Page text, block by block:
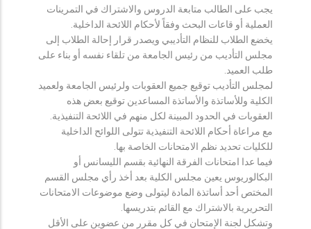
يجب على الطالب متابعة الدروس والاشتراك في التمرينات
العملية أو قاعات البحث وفقاً لأحكام اللائحة الداخلية.
يخضع الطلاب للنظام التأديبي ويصدر قرار إحالة الطلاب إلى
مجلس التأديب من رئيس الجامعة من تلقاء نفسه أو بناء على
طلب العميد.
لمجلس التأديب توقيع جميع العقوبات ولرئيس الجامعة ولعميد
الكلية وللأساتذة والأساتذة المساعدين توقيع بعض هذه
العقوبات في الحدود المبينة لكل منهم في اللائحة التنفيذية.
مع مراعاة أحكام اللائحة التنفيذية تتولى اللوائح الداخلية
للكليات تحديد نظم الامتحانات الخاصة بها.
فيما عدا امتحانات الفرقة النهائية بقسم الليسانس أو
البكالوريوس يعين مجلس الكلية بعد أخذ رأي مجلس القسم
المختص أحد أساتذة المادة ليتولى وضع موضوعات الامتحانات
التحريرية بالاشتراك مع القائم بتدريسها.
وتشكل لجنة الإمتحان في كل مقرر من عضوين على الأقل